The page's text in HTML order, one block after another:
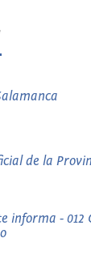
de la
informa - 012